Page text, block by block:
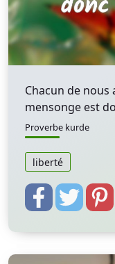
Chacun de nous
mensonge est
Proverbe kurde
liberté